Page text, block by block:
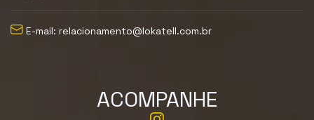
E-mail: relacionamento@lokatell.com.br
ACOMPANHE